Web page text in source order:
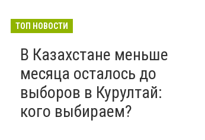
ТОП НОВОСТИ
В Казахстане меньше
месяца осталось до
выборов в Курултай:
кого выбираем?